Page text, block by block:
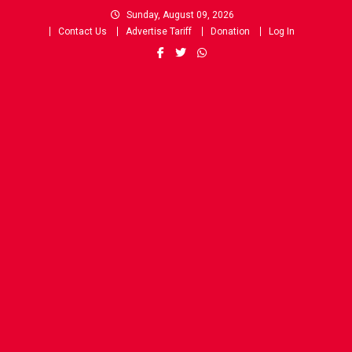
Sunday, August 09, 2026
Contact Us
Advertise Tariff Donation Log In